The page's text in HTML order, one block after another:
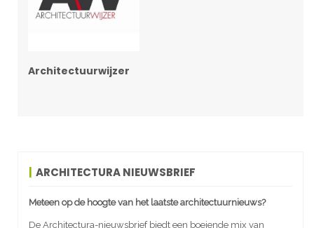
Architectuurwijzer
ARCHITECTURA NIEUWSBRIEF
Meteen op de hoogte van het laatste architectuurnieuws?
De Architectura-nieuwsbrief biedt een boeiende mix van